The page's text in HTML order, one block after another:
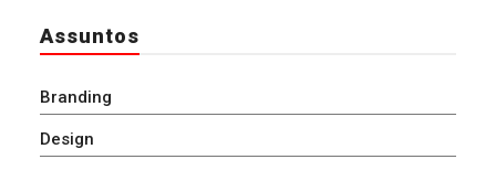
Assuntos
Branding
Design